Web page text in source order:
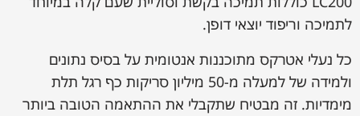
לתמיכה וריפוד יוצאי דופן.
כל נעלי אטרקס מתוכננות אנטומית על בסיס נתונים
ולמידה של למעלה מ-50 מיליון סריקות כף רגל תלת
מימדיות. זה מבטיח שתקבלי את ההתאמה הטובה ביותר